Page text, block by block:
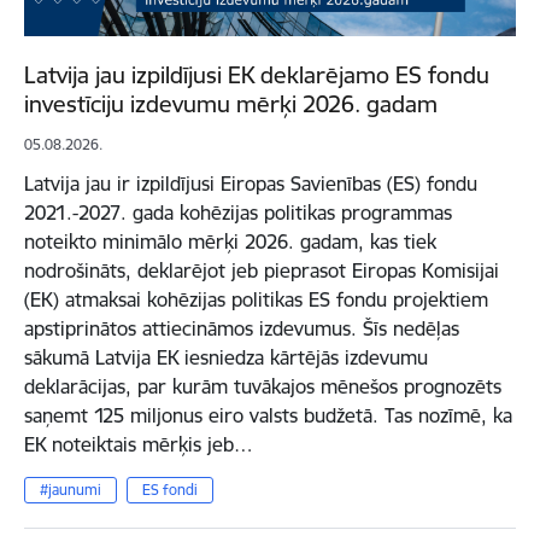
Latvija jau izpildījusi EK deklarējamo ES fondu
investīciju izdevumu mērķi 2026. gadam
05.08.2026.
Latvija jau ir izpildījusi Eiropas Savienības (ES) fondu
2021.-2027. gada kohēzijas politikas programmas
noteikto minimālo mērķi 2026. gadam, kas tiek
nodrošināts, deklarējot jeb pieprasot Eiropas Komisijai
(EK) atmaksai kohēzijas politikas ES fondu projektiem
apstiprinātos attiecināmos izdevumus. Šīs nedēļas
sākumā Latvija EK iesniedza kārtējās izdevumu
deklarācijas, par kurām tuvākajos mēnešos prognozēts
saņemt 125 miljonus eiro valsts budžetā. Tas nozīmē, ka
EK noteiktais mērķis jeb…
#jaunumi ES fondi